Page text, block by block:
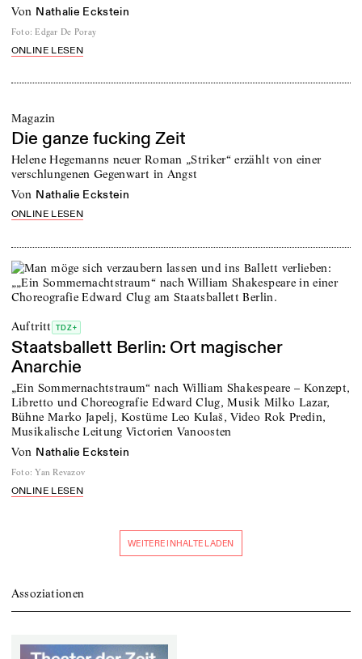
von Nathalie Eckstein
Foto: Edgar De Poray
ONLINE LESEN
Magazin
Die ganze fucking Zeit
Helene Hegemanns neuer Roman „Striker“ erzählt von einer
verschlungenen Gegenwart in Angst
von Nathalie Eckstein
ONLINE LESEN
Auftritt TDZ+
Staatsballett Berlin: Ort magischer
Anarchie
„Ein Sommernachtstraum“ nach William Shakespeare – Konzept,
Libretto und Choreografie Edward Clug, Musik Milko Lazar,
Bühne Marko Japelj, Kostüme Leo Kulaš, Video Rok Predin,
Musikalische Leitung Victorien Vanoosten
von Nathalie Eckstein
Foto: Yan Revazov
ONLINE LESEN
WEITERE INHALTE LADEN
Assoziationen